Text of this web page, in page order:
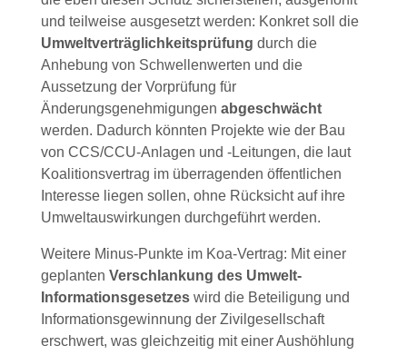
und teilweise ausgesetzt werden: Konkret soll die
Umweltverträglichkeitsprüfung durch die
Anhebung von Schwellenwerten und die
Aussetzung der Vorprüfung für
Änderungsgenehmigungen abgeschwächt
werden. Dadurch könnten Projekte wie der Bau
von CCS/CCU-Anlagen und -Leitungen, die laut
Koalitionsvertrag im überragenden öffentlichen
Interesse liegen sollen, ohne Rücksicht auf ihre
Umweltauswirkungen durchgeführt werden.
Weitere Minus-Punkte im Koa-Vertrag: Mit einer
geplanten Verschlankung des Umwelt-
Informationsgesetzeswird die Beteiligung und
Informationsgewinnung der Zivilgesellschaft
erschwert, was gleichzeitig mit einer Aushöhlung